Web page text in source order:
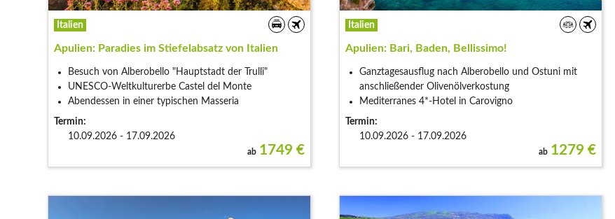
Italien
Apulien: Paradies im Stiefelabsatz von Italien
Besuch von Alberobello "Hauptstadt der Trulli"
UNESCO-Weltkulturerbe Castel del Monte
Abendessen in einer typischen Masseria
Termin:
10.09.2026 - 17.09.2026
ab 1749 €
Italien
Apulien: Bari, Baden, Bellissimo!
Ganztagesausflug nach Alberobello und Ostuni mit
anschließender Olivenölverkostung
Mediterranes 4*-Hotel in Carovigno
Termin:
10.09.2026 - 17.09.2026
ab 1279 €